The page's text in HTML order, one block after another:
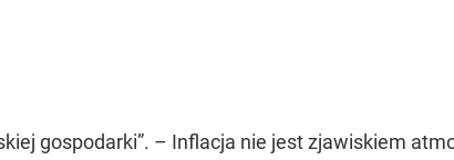
gospodarki”. – Inflacja nie jest zjawiskiem